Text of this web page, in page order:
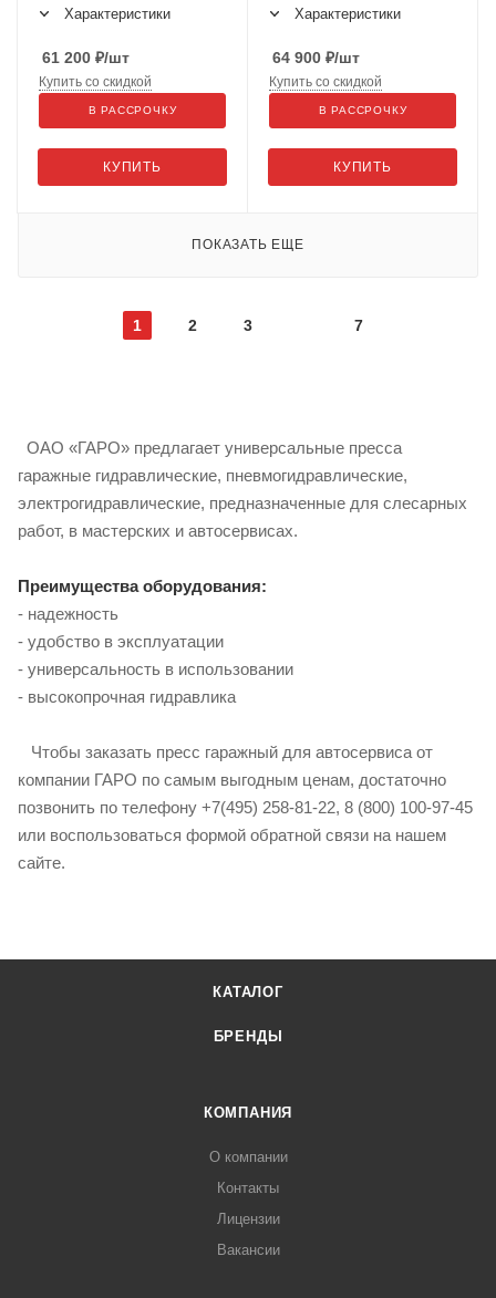
Характеристики
61 200 ₽/шт
КУПИТЬ
Купить со скидкой
В РАССРОЧКУ
Характеристики
64 900 ₽/шт
КУПИТЬ
Купить со скидкой
В РАССРОЧКУ
ПОКАЗАТЬ ЕЩЕ
1 2 3 7
ОАО «ГАРО» предлагает универсальные пресса
гаражные гидравлические, пневмогидравлические,
электрогидравлические, предназначенные для слесарных
работ, в мастерских и автосервисах.
Преимущества оборудования:
- надежность
- удобство в эксплуатации
- универсальность в использовании
- высокопрочная гидравлика
Чтобы заказать пресс гаражный для автосервиса от
компании ГАРО по самым выгодным ценам, достаточно
позвонить по телефону +7(495) 258-81-22, 8 (800) 100-97-45
или воспользоваться формой обратной связи на нашем
сайте.
КАТАЛОГ
БРЕНДЫ
КОМПАНИЯ
О компании
Контакты
Лицензии
Вакансии